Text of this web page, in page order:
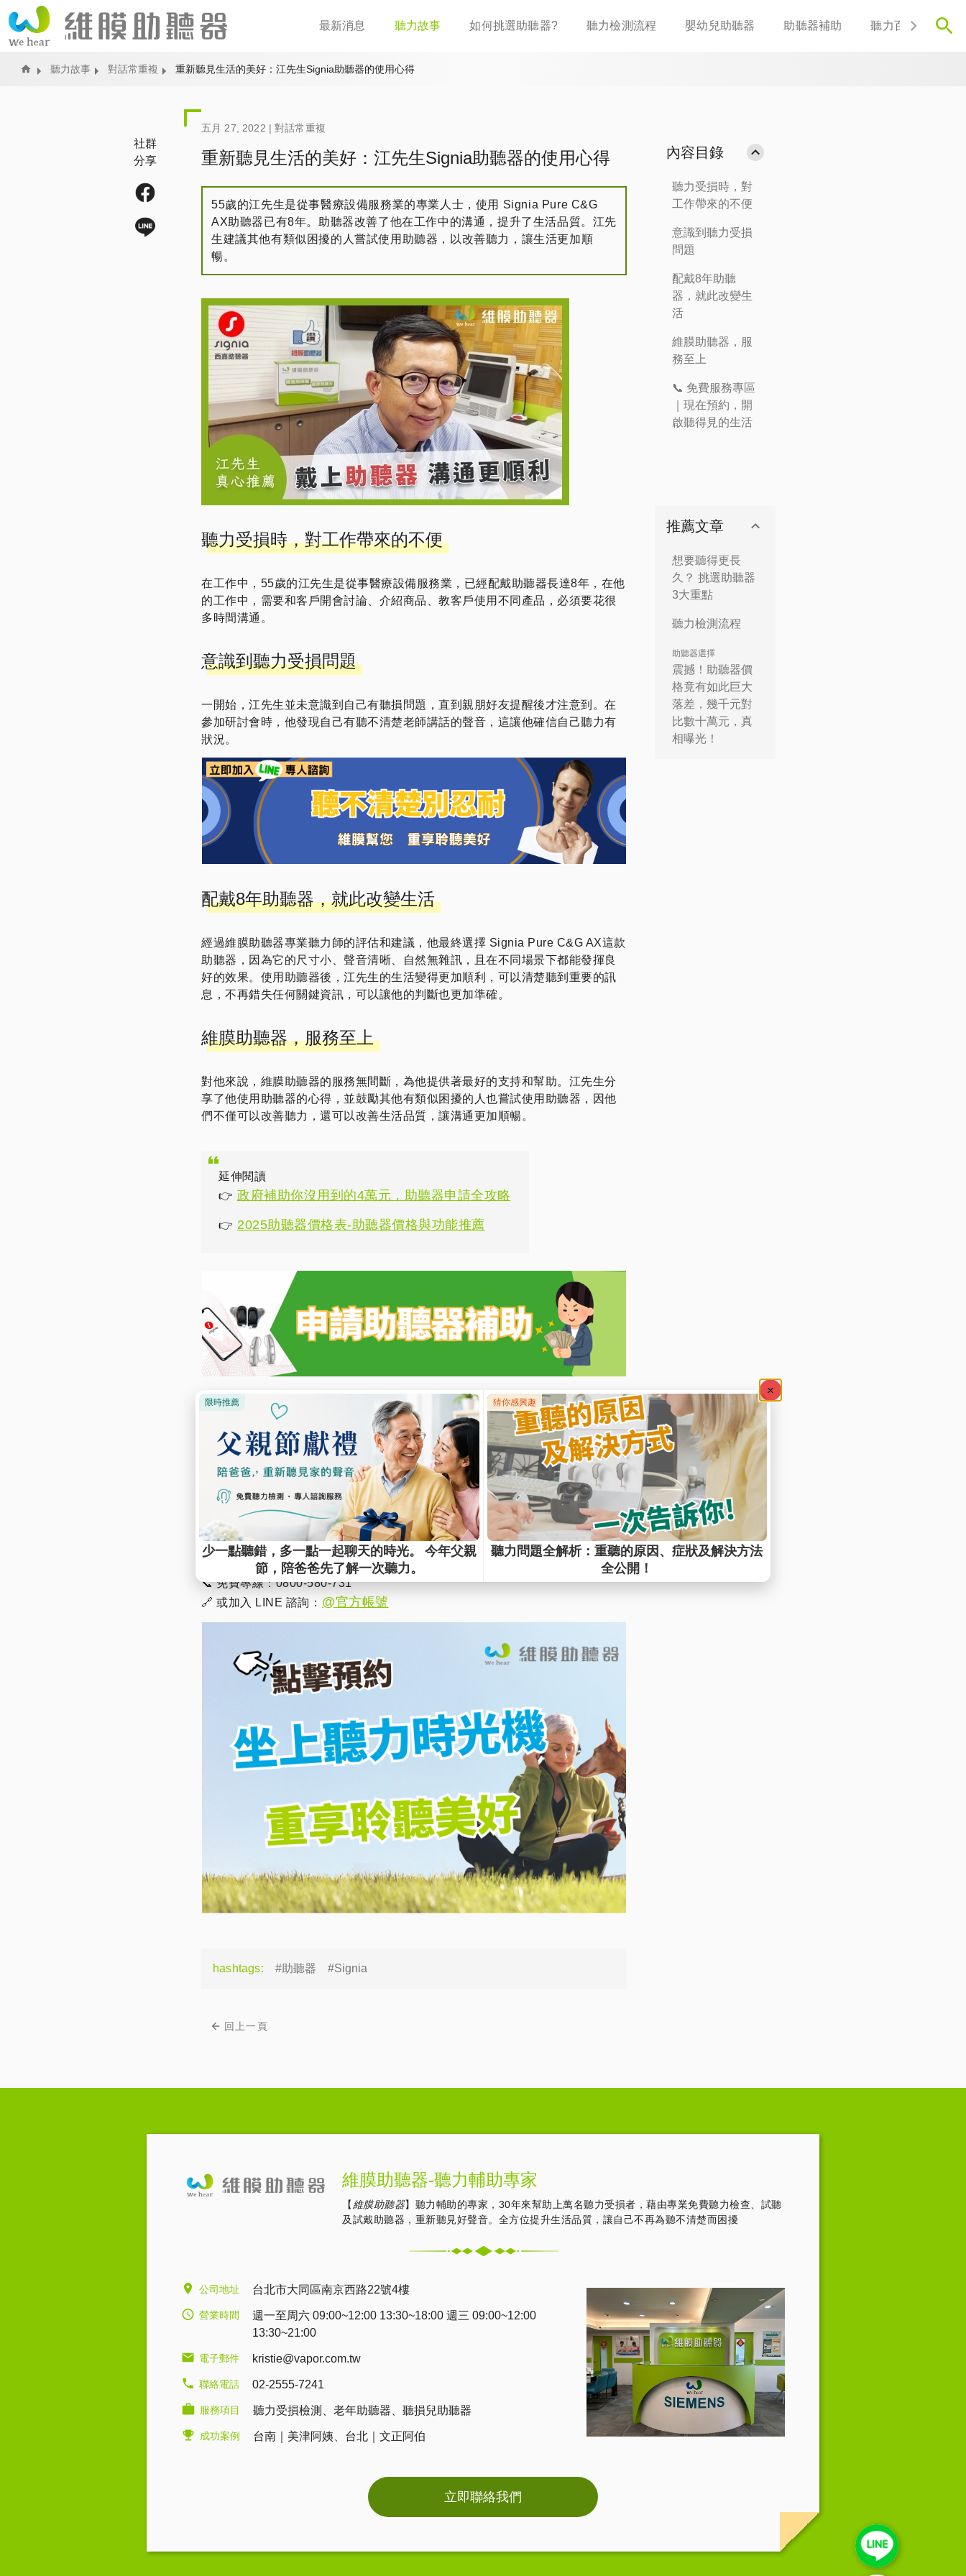
至
最新消息 聽力故事 如何挑選助聽器? 聽力檢測流程 嬰幼兒助聽器 助聽器補助 聽力百科 聯
Home 聽力故事 對話常重複 重新聽見生活的美好：江先生Signia助聽器的使用心得
五月 27, 2022 |對話常重複
重新聽見生活的美好：江先生Signia助聽器的使用心得
55歲的江先生是從事醫療設備服務業的專業人士，使用 Signia Pure C&G
AX助聽器已有8年。助聽器改善了他在工作中的溝通，提升了生活品質。江先
生建議其他有類似困擾的人嘗試使用助聽器，以改善聽力，讓生活更加順
暢。
聽力受損時，對工作帶來的不便
在工作中，55歲的江先生是從事醫療設備服務業，已經配戴助聽器長達8年，在他
的工作中，需要和客戶開會討論、介紹商品、教客戶使用不同產品，必須要花很
多時間溝通。
意識到聽力受損問題
一開始，江先生並未意識到自己有聽損問題，直到親朋好友提醒後才注意到。在
參加研討會時，他發現自己有聽不清楚老師講話的聲音，這讓他確信自己聽力有
狀況。
配戴8年助聽器，就此改變生活
經過維膜助聽器專業聽力師的評估和建議，他最終選擇 Signia Pure C&G AX這款
助聽器，因為它的尺寸小、聲音清晰、自然無雜訊，且在不同場景下都能發揮良
好的效果。使用助聽器後，江先生的生活變得更加順利，可以清楚聽到重要的訊
息，不再錯失任何關鍵資訊，可以讓他的判斷也更加準確。
維膜助聽器，服務至上
對他來說，維膜助聽器的服務無間斷，為他提供著最好的支持和幫助。江先生分
享了他使用助聽器的心得，並鼓勵其他有類似困擾的人也嘗試使用助聽器，因他
們不僅可以改善聽力，還可以改善生活品質，讓溝通更加順暢。
延伸閱讀
👉 政府補助你沒用到的4萬元，助聽器申請全攻略
👉 2025助聽器價格表-助聽器價格與功能推薦
📞 免費服務專區｜現在預約，開啟聽得見的生活
在維膜助聽器，我們提供：
🎧免費試戴體驗：試聽各大品牌，找到最適合你的聲音
專業聽力檢查 ：專業設備及維膜助聽器聽力師解說聽力圖
補助申請協助：最高可享 NT$20,000 政府補助
📍 全台 20 間門市 ：立即安排離你最近的服務據點
👉 【立即填寫表單】讓我們主動聯繫你 →
📞 免費專線：0800-580-731
🔗 或加入 LINE 諮詢： @官方帳號
hashtags: #助聽器 #Signia
社群
分享
回上一頁
內容目錄
聽力受損時，對
工作帶來的不便
意識到聽力受損
問題
配戴8年助聽
器，就此改變生
活
維膜助聽器，服
務至上
📞 免費服務專區
｜現在預約，開
啟聽得見的生活
推薦文章
想要聽得更長
久？ 挑選助聽器
3大重點
聽力檢測流程
助聽器選擇
震撼！助聽器價
格竟有如此巨大
落差，幾千元對
比數十萬元，真
相曝光！
維膜助聽器-聽力輔助專家
【 維膜助聽器】聽力輔助的專家，30年來幫助上萬名聽力受損者，藉由專業免費聽力檢查、試聽
及試戴助聽器，重新聽見好聲音。全方位提升生活品質，讓自己不再為聽不清楚而困擾
公司地址 台北市大同區南京西路22號4樓
營業時間
週一至周六 09:00~12:00 13:30~18:00 週三 09:00~12:00
13:30~21:00
電子郵件 kristie@vapor.com.tw
聯絡電話 02-2555-7241
服務項目 聽力受損檢測 老年助聽器 聽損兒助聽器
成功案例 台南｜美津阿姨 台北｜文正阿伯
立即聯絡我們